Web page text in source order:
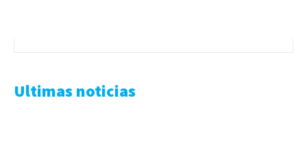
Ultimas noticias